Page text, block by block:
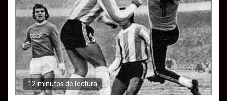
12 minutos de lectura